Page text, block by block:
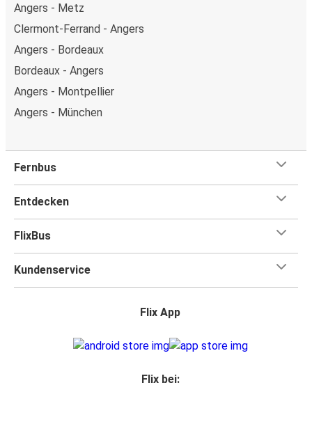
Angers - Metz
Clermont-Ferrand - Angers
Angers - Bordeaux
Bordeaux - Angers
Angers - Montpellier
Angers - München
Fernbus
Entdecken
FlixBus
Kundenservice
Flix App
Flix bei: